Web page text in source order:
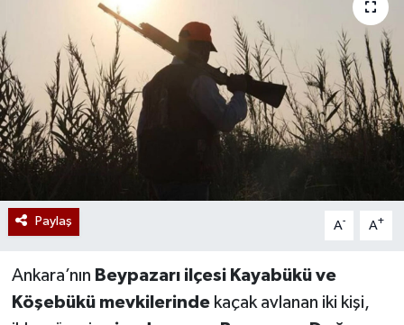
Paylaş A- A+
Ankara’nın Beypazarı ilçesi Kayabükü ve
Köşebükü mevkilerindekaçak avlanan iki kişi,